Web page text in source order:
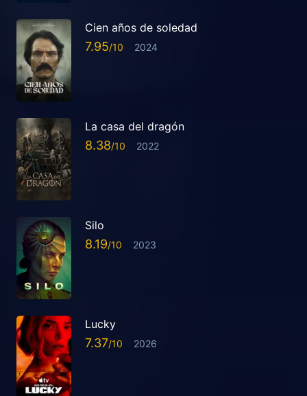
Cien años de soledad
7.95 2024
La casa del dragón
8.38 2022
Silo
8.19 2023
Lucky
7.37 2026